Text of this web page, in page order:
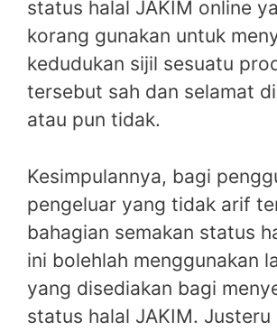
status halal JAKIM online
korang gunakan untuk
kedudukan sijil sesuatu
tersebut sah dan selamat
atau pun tidak.
Kesimpulannya, bagi
pengeluar yang tidak arif
bahagian semakan status
ini bolehlah menggunakan
yang disediakan bagi
status halal JAKIM. Justeru